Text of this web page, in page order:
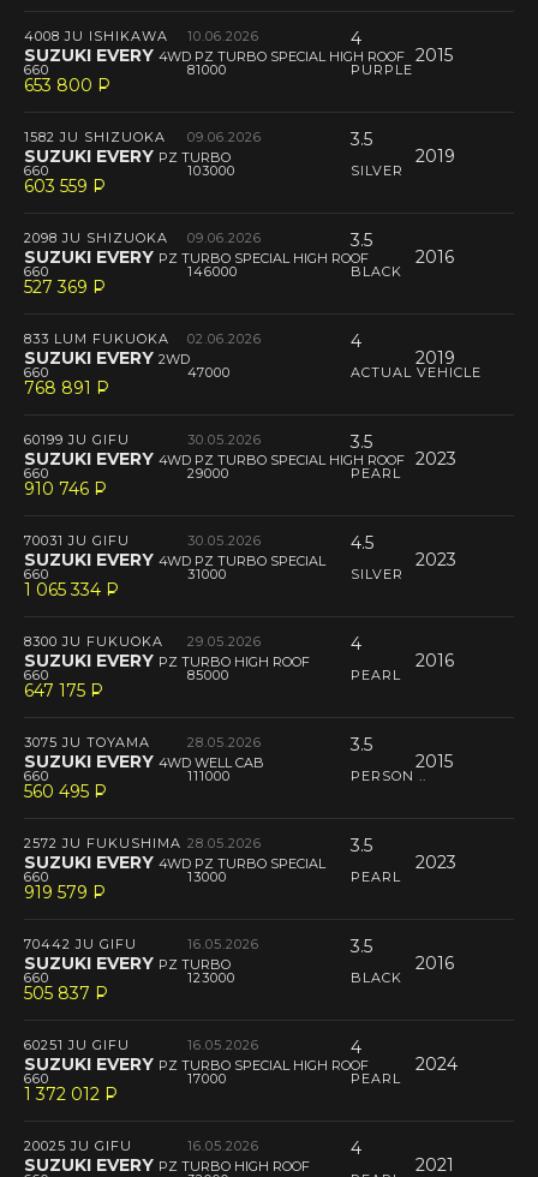
4008 JU ISHIKAWA 10.06.2026 4
SUZUKI EVERY 4WD PZ TURBO SPECIAL HIGH ROOF 2015
660 81000 PURPLE
653 800 P
--
1582 JU SHIZUOKA 09.06.2026 3.5
SUZUKI EVERY PZ TURBO 2019
660 103000 SILVER
603 559 P
--
2098 JU SHIZUOKA 09.06.2026 3.5
SUZUKI EVERY PZ TURBO SPECIAL HIGH ROOF 2016
660 146000 BLACK
527 369 P
--
833 LUM FUKUOKA 02.06.2026 4
SUZUKI EVERY 2WD 2019
660 47000 ACTUAL VEHICLE
768 891 P
--
60199 JU GIFU 30.05.2026 3.5
SUZUKI EVERY 4WD PZ TURBO SPECIAL HIGH ROOF 2023
660 29000 PEARL
910 746 P
--
70031 JU GIFU 30.05.2026 4.5
SUZUKI EVERY 4WD PZ TURBO SPECIAL 2023
660 31000 SILVER
1 065 334 P
--
8300 JU FUKUOKA 29.05.2026 4
SUZUKI EVERY PZ TURBO HIGH ROOF 2016
660 85000 PEARL
647 175 P
--
3075 JU TOYAMA 28.05.2026 3.5
SUZUKI EVERY 4WD WELL CAB 2015
660 111000 PERSON ..
560 495 P
--
2572 JU FUKUSHIMA 28.05.2026 3.5
SUZUKI EVERY 4WD PZ TURBO SPECIAL 2023
660 13000 PEARL
919 579 P
--
70442 JU GIFU 16.05.2026 3.5
SUZUKI EVERY PZ TURBO 2016
660 123000 BLACK
505 837 P
--
60251 JU GIFU 16.05.2026 4
SUZUKI EVERY PZ TURBO SPECIAL HIGH ROOF 2024
660 17000 PEARL
1 372 012 P
--
20025 JU GIFU 16.05.2026 4
SUZUKI EVERY PZ TURBO HIGH ROOF 2021